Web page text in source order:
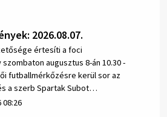
2026.08.07.
értesíti a foci
augusztus 8-án 10.30 -
futballmérkőzésre kerül sor az
a szerb Spartak Subot…
08:26